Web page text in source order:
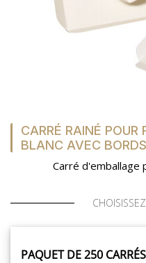
CARRÉ RAINÉ POUR
BLANC AVEC
Carré d'emballage
PAQUET DE 250